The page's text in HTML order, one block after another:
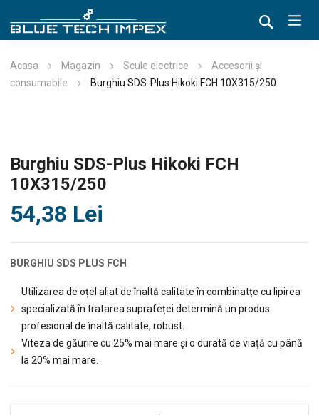
Acasa Magazin Scule electrice
Accesorii și
consumabile
Burghiu SDS-Plus Hikoki FCH 10X315/250
Burghiu SDS-Plus Hikoki FCH
10X315/250
54,38 Lei
BURGHIU SDS PLUS FCH
Utilizarea de oțel aliat de înaltă calitate în combinatțe cu lipirea
specializată în tratarea suprafeței determină un produs
profesional de înaltă calitate, robust.
Viteza de găurire cu 25% mai mare și o durată de viață cu până
la 20% mai mare.